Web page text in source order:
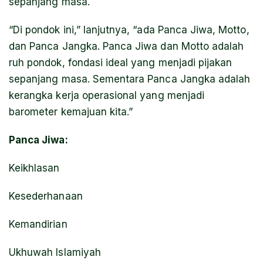
“Di pondok ini,” lanjutnya, “ada Panca Jiwa, Motto,
dan Panca Jangka. Panca Jiwa dan Motto adalah
ruh pondok, fondasi ideal yang menjadi pijakan
sepanjang masa. Sementara Panca Jangka adalah
kerangka kerja operasional yang menjadi
barometer kemajuan kita.”
Panca Jiwa:
Keikhlasan
Kesederhanaan
Kemandirian
Ukhuwah Islamiyah